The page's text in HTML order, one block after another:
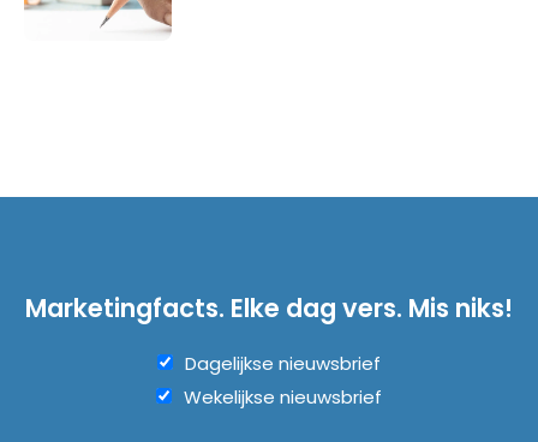
Marketingfacts. Elke dag vers. Mis niks!
Dagelijkse nieuwsbrief
Wekelijkse nieuwsbrief